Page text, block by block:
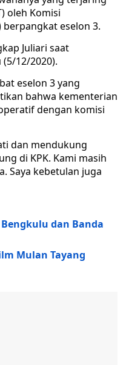
oleh Komisi
berpangkat eselon 3.
Juliari saat
12/2020).
eselon 3 yang
bahwa kementerian
dengan komisi
dan mendukung
di KPK. Kami masih
Saya kebetulan juga
dan Banda
Mulan Tayang